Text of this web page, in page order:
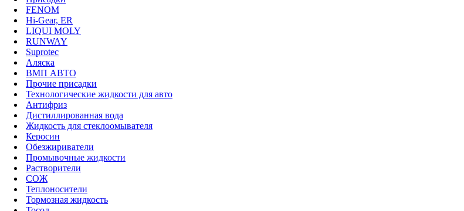
FENOM
Hi-Gear, ER
LIQUI MOLY
RUNWAY
Suprotec
Аляска
ВМП АВТО
Прочие присадки
Технологические жидкости для авто
Антифриз
Дистиллированная вода
Жидкость для стеклоомывателя
Керосин
Обезжириватели
Промывочные жидкости
Растворители
СОЖ
Теплоносители
Тормозная жидкость